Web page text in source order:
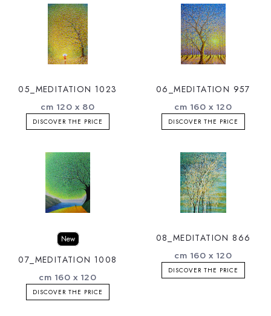
05_MEDITATION 1023
cm 120 x 80
DISCOVER THE PRICE
06_MEDITATION 957
cm 160 x 120
DISCOVER THE PRICE
New
07_MEDITATION 1008
cm 160 x 120
DISCOVER THE PRICE
08_MEDITATION 866
cm 160 x 120
DISCOVER THE PRICE